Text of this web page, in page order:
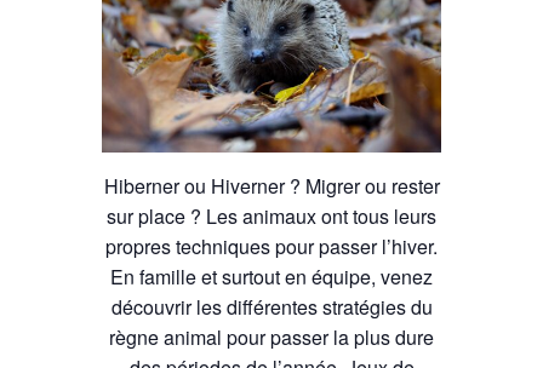
Hiberner ou Hiverner ? Migrer ou rester
sur place ? Les animaux ont tous leurs
propres techniques pour passer l’hiver.
En famille et surtout en équipe, venez
découvrir les différentes stratégies du
règne animal pour passer la plus dure